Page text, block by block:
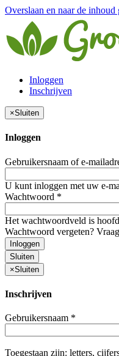
Overslaan en naar de inhoud
Inloggen
Inschrijven
×Sluiten
Inloggen
Gebruikersnaam of e-
U kunt inloggen met uw e-
Wachtwoord *
Het wachtwoordveld is
Wachtwoord vergeten? Vraag
Inloggen
Sluiten
×Sluiten
Inschrijven
Gebruikersnaam *
Toegestaan zijn: letters,